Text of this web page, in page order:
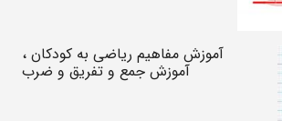
آموزش مفاهیم ریاضی به کودکان ،
آموزش جمع و تفریق و ضرب